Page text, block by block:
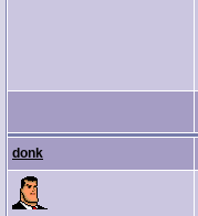
donk